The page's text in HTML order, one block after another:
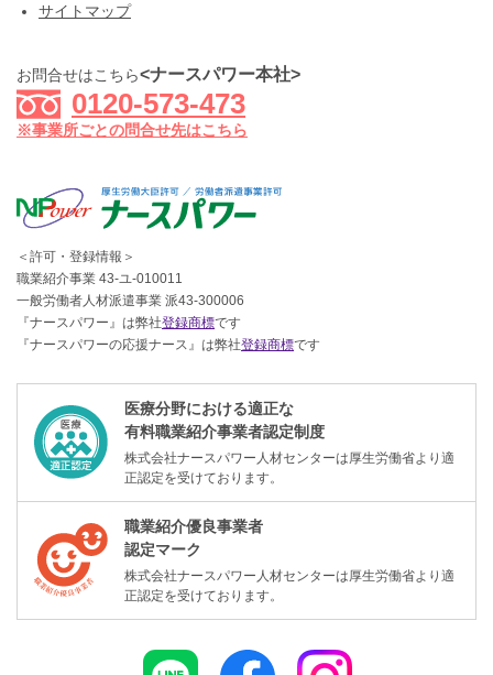
サイトマップ
お問合せはこちら<ナースパワー本社>
0120-573-473
※事業所ごとの問合せ先はこちら
＜許可・登録情報＞
職業紹介事業 43-ユ-010011
一般労働者人材派遣事業 派43-300006
『ナースパワー』は弊社登録商標です
『ナースパワーの応援ナース』は弊社登録商標です
医療分野における適正な
有料職業紹介事業者認定制度
株式会社ナースパワー人材センターは厚生労働省より適
正認定を受けております。
職業紹介優良事業者
認定マーク
株式会社ナースパワー人材センターは厚生労働省より適
正認定を受けております。